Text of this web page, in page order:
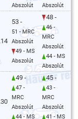
Abszolút
Abszolút
53 -
51 - MRC
Abszolút
49 - MS
Abszolút
48 -
46 -
MRC
Abszolút
44 - MS
Abszolút
49 -
47 -
MRC
Abszolút
44 - MS
45 -
43 -
MRC
Abszolút
41 - MS